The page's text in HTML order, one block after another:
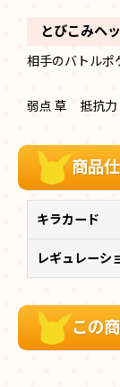
とびこみ
相手のバトルポ
弱点 草 抵抗
商品
キラカード
レギュレーシ
この